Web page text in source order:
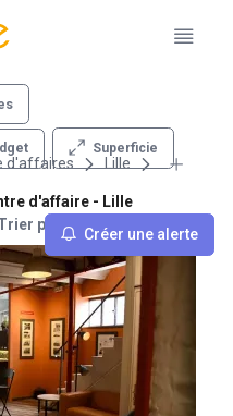
Superficie
Créer une alerte
d'affaires Lille
d'affaire - Lille
par : Recommandations